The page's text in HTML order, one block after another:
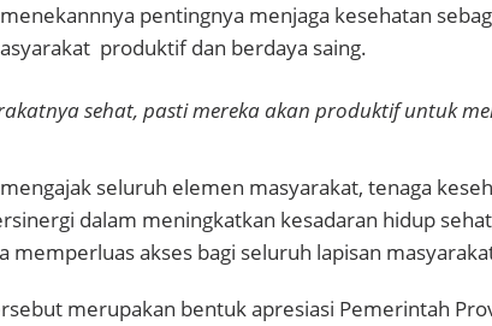
pentingnya menjaga kesehatan
produktif dan berdaya saing.
sehat, pasti mereka akan produktif untuk
seluruh elemen masyarakat, tenaga
dalam meningkatkan kesadaran hidup
memperluas akses bagi seluruh lapisan
merupakan bentuk apresiasi Pemerintah